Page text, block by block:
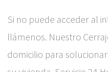
Si no puede acceder al
llámenos. Nuestro
domicilio para